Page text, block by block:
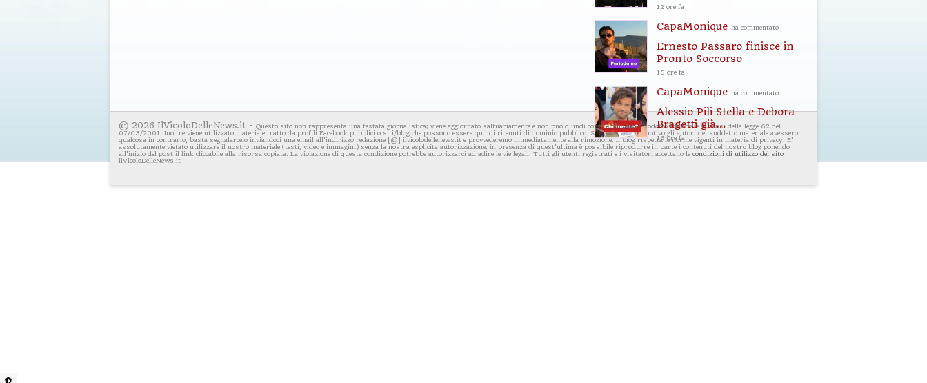
12 ore fa
CapaMonique ha commentato
Ernesto Passaro finisce in
Pronto Soccorso
15 ore fa
CapaMonique ha commentato
Alessio Pili Stella e Debora
Bragetti già...
16 ore fa
© 2026 IlVicoloDelleNews.it - Questo sito non rappresenta una testata giornalistica; viene aggiornato saltuariamente e non può quindi considerarsi un prodotto editoriale ai sensi della legge 62 del
07/03/2001. Inoltre viene utilizzato materiale tratto da profili Facebook pubblici o siti/blog che possono essere quindi ritenuti di dominio pubblico. Se per qualsiasi motivo gli autori del suddetto materiale avessero
qualcosa in contrario, basta segnalarcelo inviandoci una email all'indirizzo redazione [@] ilvicolodellenews.it e provvederemo immediatamente alla rimozione. Il blog rispetta le norme vigenti in materia di privacy. E'
assolutamente vietato utilizzare il nostro materiale (testi, video e immagini) senza la nostra esplicita autorizzazione; in presenza di quest'ultima è possibile riprodurre in parte i contenuti del nostro blog ponendo
all'inizio del post il link cliccabile alla risorsa copiata. La violazione di questa condizione potrebbe autorizzarci ad adire le vie legali. Tutti gli utenti registrati e i visitatori accettano le condizioni di utilizzo del sito
ilVicoloDelleNews.it